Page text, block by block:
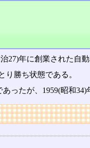
27)年に創業された自
り勝ち状態である。
ったが、1959(昭和